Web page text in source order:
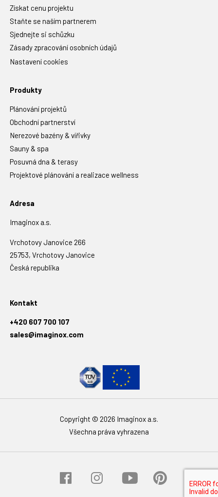
Získat cenu projektu
Staňte se naším partnerem
Sjednejte si schůzku
Zásady zpracování osobních údajů
Nastavení cookies
Produkty
Plánování projektů
Obchodní partnerství
Nerezové bazény & vířivky
Sauny & spa
Posuvná dna & terasy
Projektové plánování a realizace wellness
Adresa
Imaginox a.s.
Vrchotovy Janovice 266
25753, Vrchotovy Janovice
Česká republika
Kontakt
+420 607 700 107
sales@imaginox.com
Copyright © 2026 Imaginox a.s.
Všechna práva vyhrazena